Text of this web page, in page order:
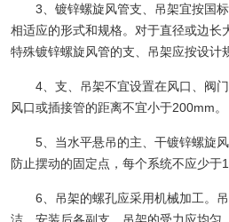
3、镀锌螺旋风管支、吊架宜按国
相适应的形式和规格。对于直径或边长
特殊镀锌螺旋风管的支、吊架应按设计
4、支、吊架不宜设置在风口、阀
风口或插接管的距离不宜小于200mm。
5、当水平悬吊的主、干镀锌螺旋
防止摆动的固定点，每个系统不应少于1
6、吊架的螺孔应采用机械加工。